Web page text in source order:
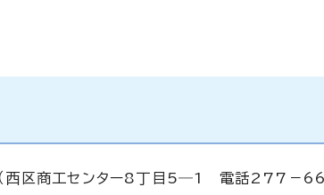
ー（西区商工センター8丁目5―1 電話277